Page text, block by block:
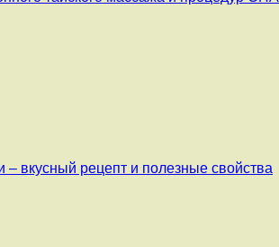
– вкусный рецепт и полезные свойства